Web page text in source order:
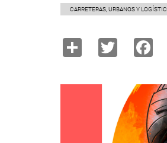
CARRETERAS, URBANOS Y
Share